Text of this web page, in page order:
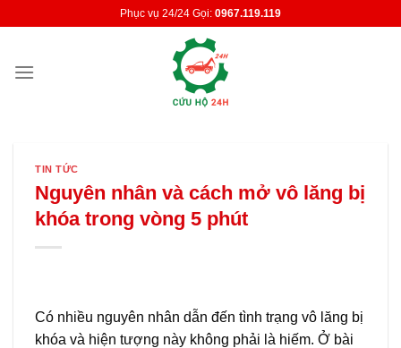
Phục vụ 24/24 Gọi: 0967.119.119
TIN TỨC
Nguyên nhân và cách mở vô lăng bị
khóa trong vòng 5 phút
Có nhiều nguyên nhân dẫn đến tình trạng vô lăng bị
khóa và hiện tượng này không phải là hiếm. Ở bài